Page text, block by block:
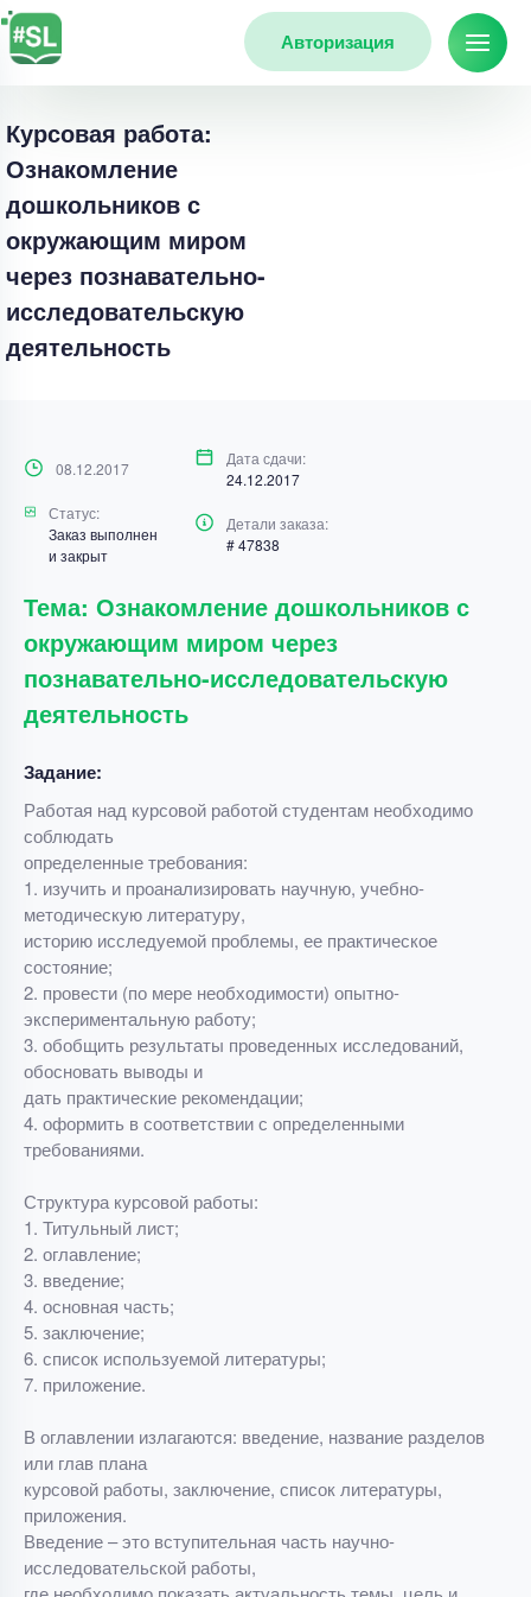
Авторизация
Курсовая работа:
Ознакомление
дошкольников с
окружающим миром
через познавательно-
исследовательскую
деятельность
08.12.2017
Дата сдачи:
24.12.2017
Статус:
Заказ выполнен
и закрыт
Детали заказа:
# 47838
Тема: Ознакомление дошкольников с
окружающим миром через
познавательно-исследовательскую
деятельность
Задание:
Работая над курсовой работой студентам необходимо
соблюдать
определенные требования:
1. изучить и проанализировать научную, учебно-
методическую литературу,
историю исследуемой проблемы, ее практическое
состояние;
2. провести (по мере необходимости) опытно-
экспериментальную работу;
3. обобщить результаты проведенных исследований,
обосновать выводы и
дать практические рекомендации;
4. оформить в соответствии с определенными
требованиями.
Структура курсовой работы:
1. Титульный лист;
2. оглавление;
3. введение;
4. основная часть;
5. заключение;
6. список используемой литературы;
7. приложение.
В оглавлении излагаются: введение, название разделов
или глав плана
курсовой работы, заключение, список литературы,
приложения.
Введение – это вступительная часть научно-
исследовательской работы,